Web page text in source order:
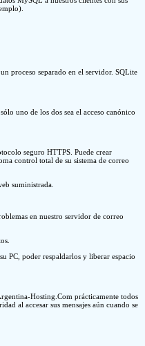
proceso separado en el servidor. SQLite
uno de los dos sea el acceso canónico
seguro HTTPS. Puede crear
control total de su sistema de correo
suministrada.
en nuestro servidor de correo
PC, poder respaldarlos y liberar espacio
Hosting.Com prácticamente todos
al accesar sus mensajes aún cuando se